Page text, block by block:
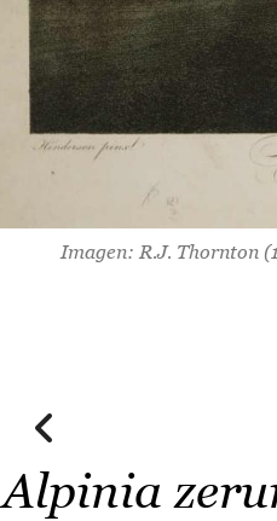
Imagen: R.J. Thornton
Alpinia